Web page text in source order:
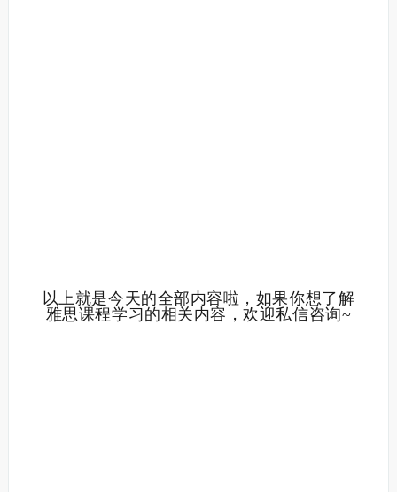
以上就是今天的全部内容啦，如果你想了解
雅思课程学习的相关内容，欢迎私信咨询~